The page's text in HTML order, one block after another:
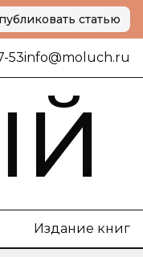
статью
53info@moluch.ru
Издание книг